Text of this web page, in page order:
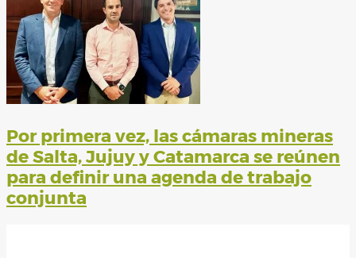
Por primera vez, las cámaras mineras
de Salta, Jujuy y Catamarca se reúnen
para definir una agenda de trabajo
conjunta